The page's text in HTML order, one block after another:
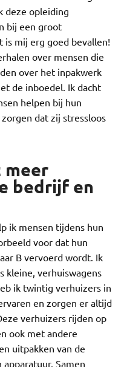
deze opleiding
bij een groot
mij erg goed bevallen!
over mensen die
over het inpakwerk
de inboedel. Ik dacht
helpen bij hun
dat zij stressloos
meer
bedrijf en
ik mensen tijdens hun
voor dat hun
B vervoerd wordt. Ik
kleine, verhuiswagens
ik twintig verhuizers in
en zorgen er altijd
verhuizers rijden op
ook met andere
uitpakken van de
Samen